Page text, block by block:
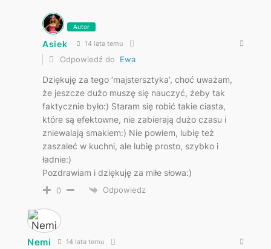
Autor
Asiek 14 lata temu
Odpowiedź do Ewa
Dziękuję za tego ‘majstersztyka’, choć uważam,
że jeszcze dużo muszę się nauczyć, żeby tak
faktycznie było:) Staram się robić takie ciasta,
które są efektowne, nie zabierają dużo czasu i
zniewalają smakiem:) Nie powiem, lubię też
zaszaleć w kuchni, ale lubię prosto, szybko i
ładnie:)
Pozdrawiam i dziękuję za miłe słowa:)
0 Odpowiedz
Nemi 14 lata temu